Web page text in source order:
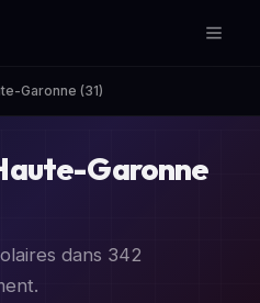
Garonne (31)
Garonne
dans 342